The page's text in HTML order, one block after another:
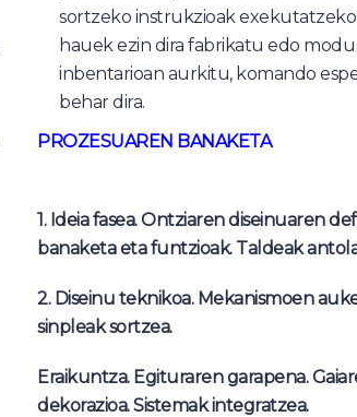
sortzeko instrukzioak
hauek ezin dira fabrikatu edo
inbentarioan aurkitu, komando
behar dira.
PROZESUAREN BANAKETA
1. Ideia fasea.Ontziaren diseinuaren
banaketa eta funtzioak. Taldeak
2. Diseinu teknikoa. Mekanismoen
sinpleak sortzea.
Eraikuntza. Egituraren garapena.
dekorazioa.Sistemak integratzea.